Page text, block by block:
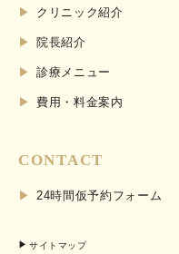
クリニック紹介
院長紹介
診療メニュー
費用・料金案内
CONTACT
24時間仮予約フォーム
サイトマップ